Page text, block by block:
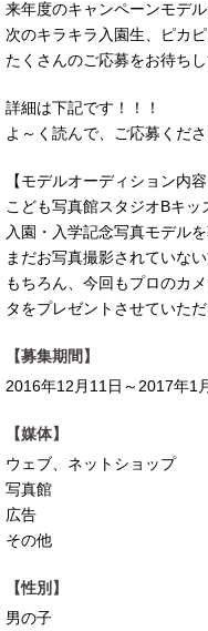
来年度のキャンペーンモデ
次のキラキラ入園生、ピカ
たくさんのご応募をお待ち
詳細は下記です！！！
よ～く読んで、ご応募くださ
【モデルオーディション内容
こども写真館スタジオBキッ
入園・入学記念写真モデルを
まだお写真撮影されていな
もちろん、今回もプロのカ
タをプレゼントさせていただ
【募集期間】
2016年12月11日～2017年1
【媒体】
ウェブ、ネットショップ
写真館
広告
その他
【性別】
男の子